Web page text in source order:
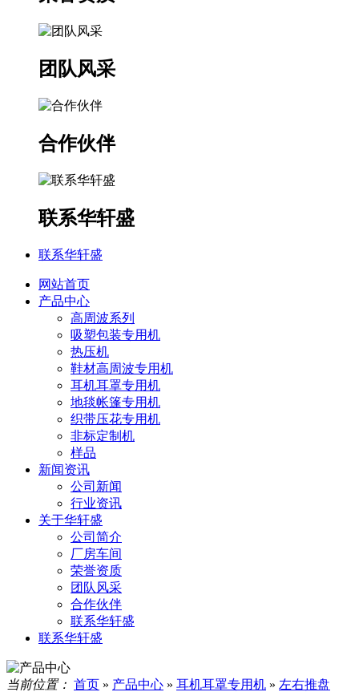
团队风采
合作伙伴
联系华轩盛
联系华轩盛
网站首页
产品中心
高周波系列
吸塑包装专用机
热压机
鞋材高周波专用机
耳机耳罩专用机
地毯帐篷专用机
织带压花专用机
非标定制机
样品
新闻资讯
公司新闻
行业资讯
关于华轩盛
公司简介
厂房车间
荣誉资质
团队风采
合作伙伴
联系华轩盛
联系华轩盛
当前位置： 首页 » 产品中心 » 耳机耳罩专用机 » 左右推盘